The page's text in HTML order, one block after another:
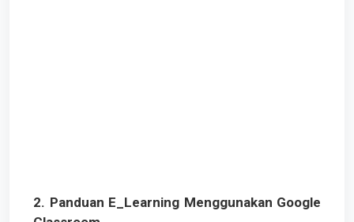
2. Panduan E_Learning Menggunakan Google